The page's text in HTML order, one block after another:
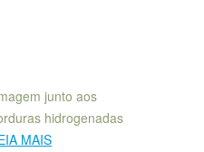
junto aos
hidrogenadas
MAIS